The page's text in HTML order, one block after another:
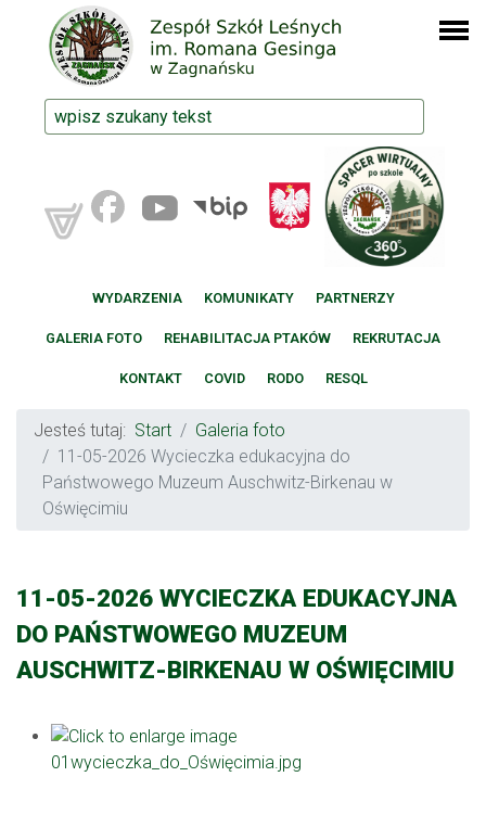
WYDARZENIA KOMUNIKATY PARTNERZY
GALERIA FOTO REHABILITACJA PTAKÓW REKRUTACJA
KONTAKT COVID RODO RESQL
Jesteś tutaj: Start
Galeria foto
11-05-2026 Wycieczka edukacyjna do
Państwowego Muzeum Auschwitz-Birkenau w
Oświęcimiu
11-05-2026 WYCIECZKA EDUKACYJNA
DO PAŃSTWOWEGO MUZEUM
AUSCHWITZ-BIRKENAU W OŚWIĘCIMIU